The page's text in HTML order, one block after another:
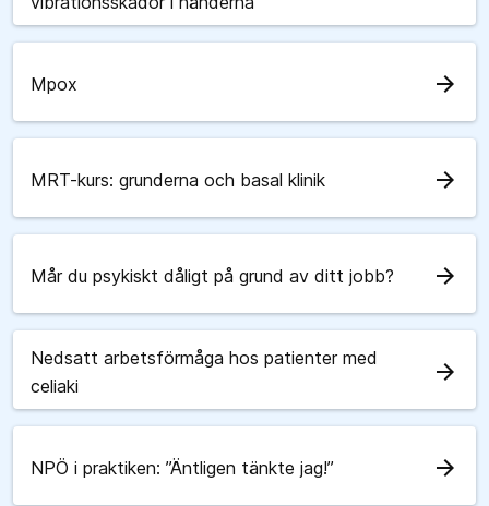
Mpox arrow_forward
MRT-kurs: grunderna och basal klinik arrow_forward
Mår du psykiskt dåligt på grund av ditt jobb? arrow_forward
Nedsatt arbetsförmåga hos patienter med
celiaki
arrow_forward
NPÖ i praktiken: ”Äntligen tänkte jag!” arrow_forward